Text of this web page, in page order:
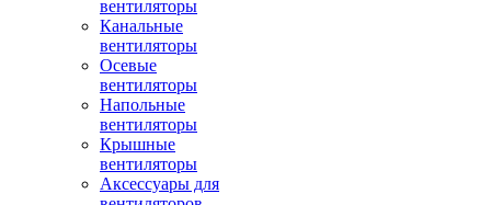
вентиляторы
Канальные
вентиляторы
Осевые
вентиляторы
Напольные
вентиляторы
Крышные
вентиляторы
Аксессуары для